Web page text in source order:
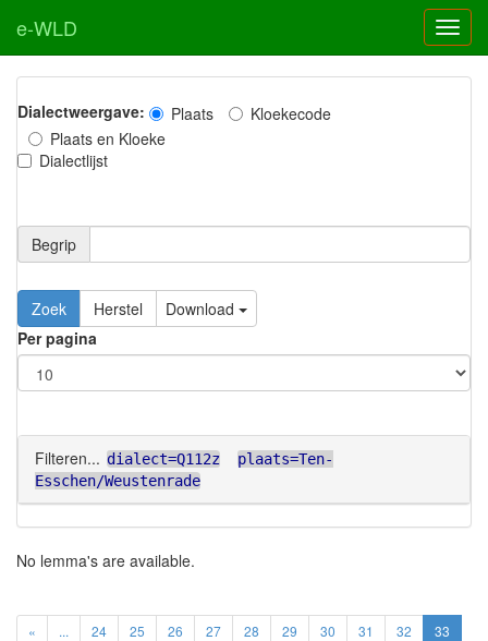
e-WLD
Dialectweergave: Plaats
Kloekecode
Plaats en Kloeke
Dialectlijst
Begrip
Zoek Herstel
Download
Per pagina
Filteren... dialect=Q112z
plaats=Ten-
Esschen/Weustenrade
No lemma's are available.
« ... 24 25 26 27 28 29 30 31 32
33